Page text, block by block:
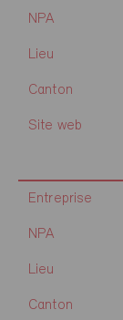
NPA
Lieu
Canton
Site web
Entreprise
NPA
Lieu
Canton